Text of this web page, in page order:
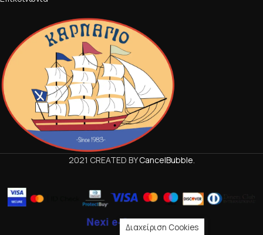
2021 CREATED BYCancelBubble.
Διαχείριση Cookies